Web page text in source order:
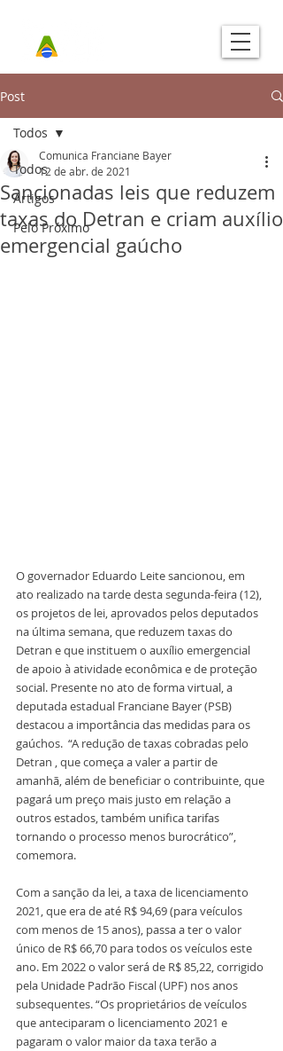
Post
Todos
Artigos
Pelo Próximo
Todos
Sancionadas leis que reduzem
taxas do Detran e criam auxílio
emergencial gaúcho
Comunica Franciane Bayer
12 de abr. de 2021
O governador Eduardo Leite sancionou, em
ato realizado na tarde desta segunda-feira (12),
os projetos de lei, aprovados pelos deputados
na última semana, que reduzem taxas do
Detran e que instituem o auxílio emergencial
de apoio à atividade econômica e de proteção
social. Presente no ato de forma virtual, a
deputada estadual Franciane Bayer (PSB)
destacou a importância das medidas para os
gaúchos.  “A redução de taxas cobradas pelo
Detran , que começa a valer a partir de
amanhã, além de beneficiar o contribuinte, que
pagará um preço mais justo em relação a
outros estados, também unifica tarifas
tornando o processo menos burocrático”,
comemora.
Com a sanção da lei, a taxa de licenciamento
2021, que era de até R$ 94,69 (para veículos
com menos de 15 anos), passa a ter o valor
único de R$ 66,70 para todos os veículos este
ano. Em 2022 o valor será de R$ 85,22, corrigido
pela Unidade Padrão Fiscal (UPF) nos anos
subsequentes. “Os proprietários de veículos
que anteciparam o licenciamento 2021 e
pagaram o valor maior da taxa terão a